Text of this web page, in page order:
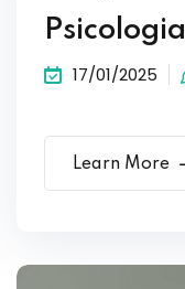
Psicologia
17/01/2025
Learn More